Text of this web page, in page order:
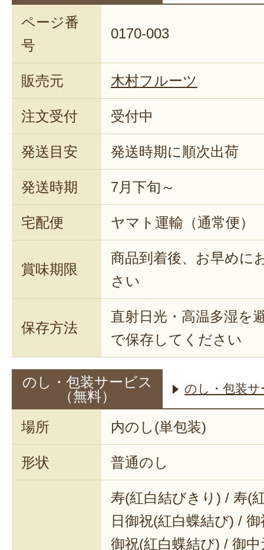
ページ番
号
0170-003
販売元 木村フルーツ
注文受付 受付中
発送目安 発送時期に順次出荷
発送時期 7月下旬～
宅配便 ヤマト運輸（通常便）
賞味期限
商品到着後、お早めに
さい
保存方法
直射日光・高温多湿を
で保存してください
のし・包装サービス
（無料）
のし・包装
場所 内のし(単包装)
形状 普通のし
寿(紅白結びきり) / 寿(
日御祝(紅白蝶結び) /
御祝(紅白蝶結び) / 御